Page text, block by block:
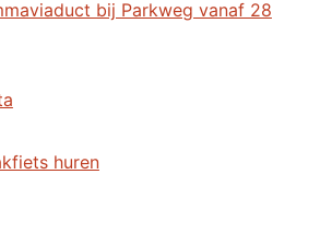
bij Parkweg vanaf 28
huren